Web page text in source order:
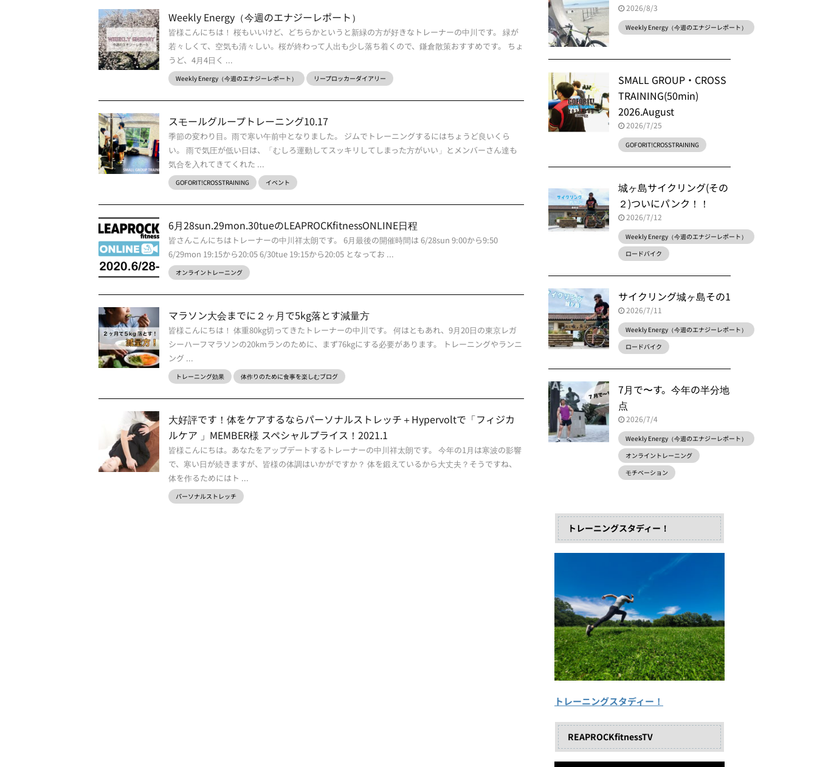
Weekly Energy（今週のエナジーレポート）
皆様こんにちは！ 桜もいいけど、どちらかというと新緑の方が好きなトレーナーの中川です。 緑が
若々しくて、空気も清々しい。桜が終わって人出も少し落ち着くので、鎌倉散策おすすめです。 ちょ
うど、4月4日く ...
Weekly Energy（今週のエナジーレポート） リープロッカーダイアリー
スモールグループトレーニング10.17
季節の変わり目。雨で寒い午前中となりました。 ジムでトレーニングするにはちょうど良いくら
い。 雨で気圧が低い日は、「むしろ運動してスッキリしてしまった方がいい」とメンバーさん達も
気合を入れてきてくれた ...
GOFORIT!CROSSTRAINING イベント
6月28sun.29mon.30tueのLEAPROCKfitnessONLINE日程
皆さんこんにちはトレーナーの中川祥太朗です。 6月最後の開催時間は 6/28sun 9:00から9:50
6/29mon 19:15から20:05 6/30tue 19:15から20:05 となってお ...
オンライントレーニング
マラソン大会までに２ヶ月で5kg落とす減量方
皆様こんにちは！ 体重80kg切ってきたトレーナーの中川です。 何はともあれ、9月20日の東京レガ
シーハーフマラソンの20kmランのために、まず76kgにする必要があります。 トレーニングやランニ
ング ...
トレーニング効果 体作りのために食事を楽しむブログ
大好評です！体をケアするならパーソナルストレッチ＋Hypervoltで「フィジカ
ルケア 」MEMBER様 スペシャルプライス！2021.1
皆様こんにちは。あなたをアップデートするトレーナーの中川祥太朗です。 今年の1月は寒波の影響
で、寒い日が続きますが、皆様の体調はいかがですか？ 体を鍛えているから大丈夫？そうですね、
体を作るためにはト ...
パーソナルストレッチ
2026/8/3
Weekly Energy（今週のエナジーレポート）
SMALL GROUP・CROSS
TRAINING(50min)
2026.August
2026/7/25
GOFORIT!CROSSTRAINING
城ヶ島サイクリング(その
２)ついにパンク！！
2026/7/12
Weekly Energy（今週のエナジーレポート）
ロードバイク
サイクリング城ヶ島その1
2026/7/11
Weekly Energy（今週のエナジーレポート）
ロードバイク
7月で〜す。今年の半分地
点
2026/7/4
Weekly Energy（今週のエナジーレポート）
オンライントレーニング
モチベーション
トレーニングスタディー！
トレーニングスタディー！
REAPROCKfitnessTV